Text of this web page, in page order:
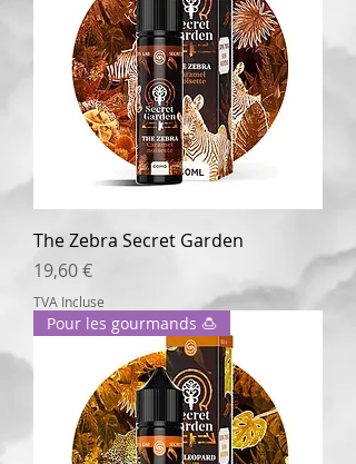
The Zebra Secret Garden
Prix
19,60 €
TVA Incluse
Pour les gourmands 🍮